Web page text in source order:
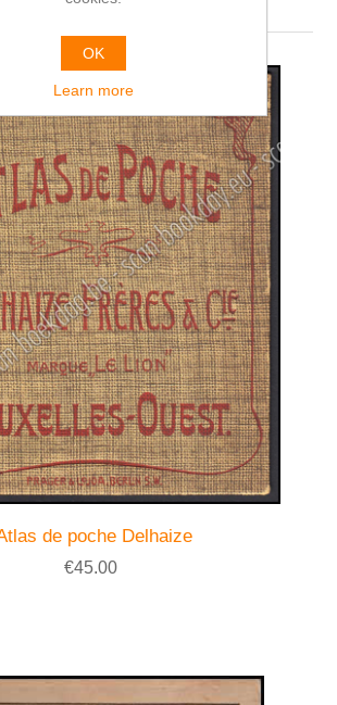
de poche Delhaize
€45.00
OK
Learn more